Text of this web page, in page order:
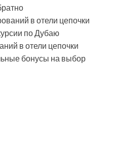
в отели цепочки
по Дубаю
в отели цепочки
бонусы на выбор